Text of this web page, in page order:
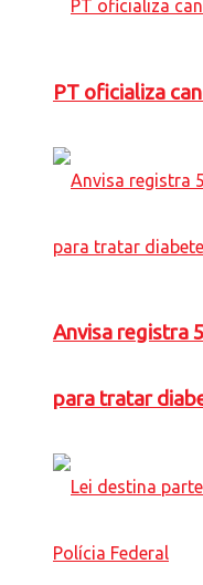
PT oficializa
Anvisa registra
para tratar